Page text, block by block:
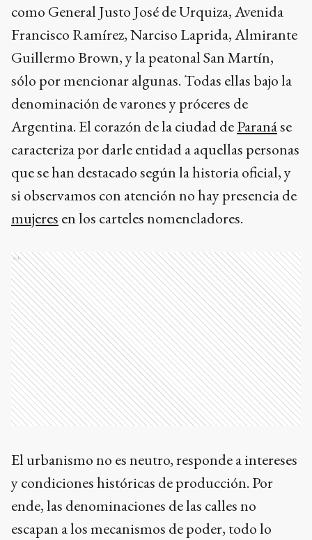
como General Justo José de Urquiza, Avenida
Francisco Ramírez, Narciso Laprida, Almirante
Guillermo Brown, y la peatonal San Martín,
sólo por mencionar algunas. Todas ellas bajo la
denominación de varones y próceres de
Argentina. El corazón de la ciudad deParanáse
caracteriza por darle entidad a aquellas personas
que se han destacado según la historia oficial, y
si observamos con atención no hay presencia de
mujeres en los carteles nomencladores.
Ads
El urbanismo no es neutro, responde a intereses
y condiciones históricas de producción. Por
ende, las denominaciones de las calles no
escapan a los mecanismos de poder, todo lo